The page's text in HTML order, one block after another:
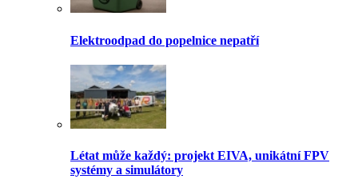
Elektroodpad do popelnice nepatří
Létat může každý: projekt EIVA, unikátní FPV
systémy a simulátory